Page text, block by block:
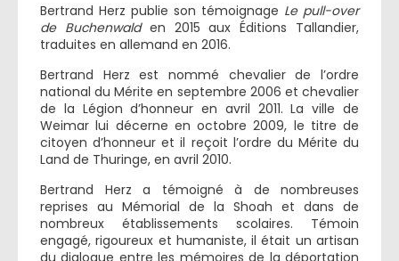
Bertrand Herz publie son témoignage Le pull-over
de Buchenwalden 2015 aux Éditions Tallandier,
traduites en allemand en 2016.
Bertrand Herz est nommé chevalier de l’ordre
national du Mérite en septembre 2006 et chevalier
de la Légion d’honneur en avril 2011. La ville de
Weimar lui décerne en octobre 2009, le titre de
citoyen d’honneur et il reçoit l’ordre du Mérite du
Land de Thuringe, en avril 2010.
Bertrand Herz a témoigné à de nombreuses
reprises au Mémorial de la Shoah et dans de
nombreux établissements scolaires. Témoin
engagé, rigoureux et humaniste, il était un artisan
du dialogue entre les mémoires de la déportation